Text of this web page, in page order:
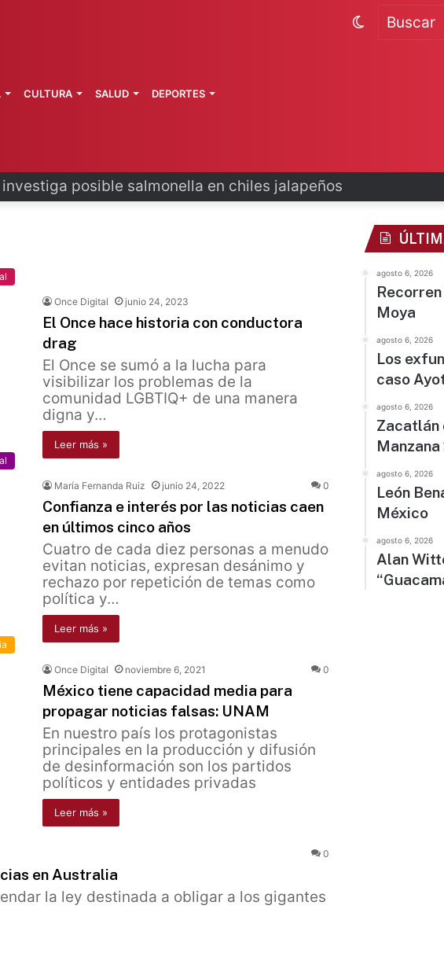
la última ruta de Kimberly Moya
CULTURA SALUD DEPORTES
Switch
Once Digital junio 24, 2023
El Once hace historia con conductora
drag
El Once se sumó a la lucha para
visibilizar los problemas de la
comunidad LGBTIQ+ de una manera
digna y…
Leer más »
María Fernanda Ruiz junio 24, 2022 0
Confianza e interés por las noticias caen
en últimos cinco años
Cuatro de cada diez personas a menudo
evitan noticias, expresan desánimo y
rechazo por repetición de temas como
política y…
Leer más »
Once Digital noviembre 6, 2021 0
México tiene capacidad media para
propagar noticias falsas: UNAM
En nuestro país los protagonistas
principales en la producción y difusión
de desinformación son los partidos
políticos y entidades privadas
Leer más »
0
en Australia
la ley destinada a obligar a los gigantes
agosto 6, 2026
Moya
agosto 6, 2026
Los
caso
agosto 6, 2026
Zacatlán
agosto 6, 2026
León
México
agosto 6, 2026
Alan